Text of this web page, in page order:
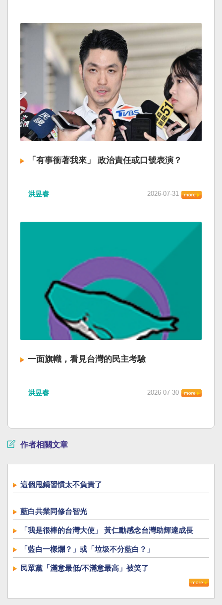
「有事衝著我來」 政治責任或口號表演？
洪昱睿 2026-07-31
一面旗幟，看見台灣的民主考驗
洪昱睿 2026-07-30
作者相關文章
這個甩鍋習慣太不負責了
藍白共業同修台智光
「我是很棒的台灣大使」 黃仁勳感念台灣助輝達成長
「藍白一樣爛？」或「垃圾不分藍白？」
民眾黨「滿意最低/不滿意最高」被笑了